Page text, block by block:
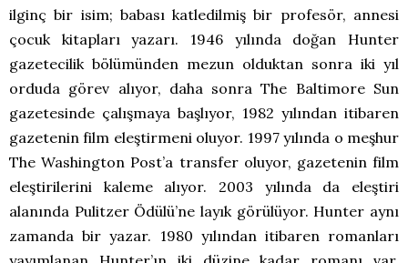
ilginç bir isim; babası katledilmiş bir profesör, annesi
çocuk kitapları yazarı. 1946 yılında doğan Hunter
gazetecilik bölümünden mezun olduktan sonra iki yıl
orduda görev alıyor, daha sonra The Baltimore Sun
gazetesinde çalışmaya başlıyor, 1982 yılından itibaren
gazetenin film eleştirmeni oluyor. 1997 yılında o meşhur
The Washington Post’a transfer oluyor, gazetenin film
eleştirilerini kaleme alıyor. 2003 yılında da eleştiri
alanında Pulitzer Ödülü’ne layık görülüyor. Hunter aynı
zamanda bir yazar. 1980 yılından itibaren romanları